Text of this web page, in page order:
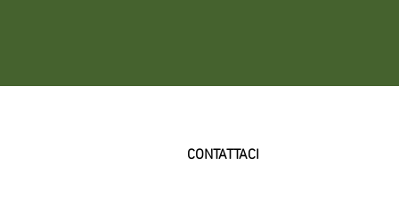
CONTATTACI